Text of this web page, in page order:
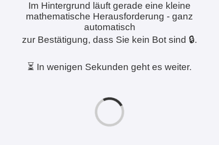
Im Hintergrund läuft gerade eine kleine
mathematische Herausforderung - ganz
automatisch
zur Bestätigung, dass Sie kein Bot sind 🔒.
⏳ In wenigen Sekunden geht es weiter.